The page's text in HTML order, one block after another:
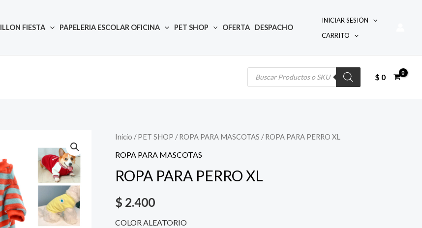
FIESTA PAPELERIA ESCOLAR OFICINA PET SHOP OFERTA DESPACHO
INICIAR SESIÓN
CARRITO
Búsqueda
$ 0
Inicio /PET SHOP /ROPA PARA MASCOTAS / ROPA PARA PERRO XL
ROPA PARA MASCOTAS
ROPA PARA PERRO XL
$ 2.400
COLOR ALEATORIO
Quantity